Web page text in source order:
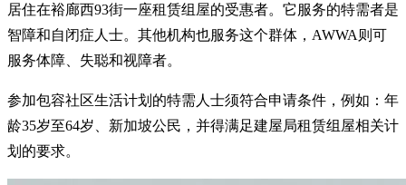
居住在裕廊西93街一座租赁组屋的受惠者。它服务的特需者是
智障和自闭症人士。其他机构也服务这个群体，AWWA则可
服务体障、失聪和视障者。
参加包容社区生活计划的特需人士须符合申请条件，例如：年
龄35岁至64岁、新加坡公民，并得满足建屋局租赁组屋相关计
划的要求。